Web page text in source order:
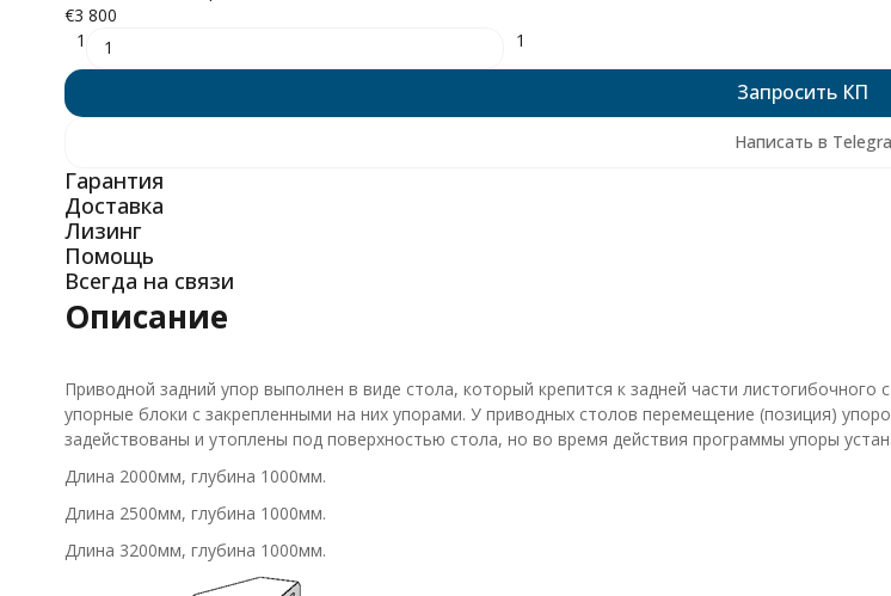
€3 800
1
1
Запросить КП
Написать в
Гарантия
Доставка
Лизинг
Помощь
Всегда на связи
Описание
Приводной задний упор выполнен в виде стола, который крепится к задней части
упорные блоки с закрепленными на них упорами. У приводных столов перемещение (позиция)
задействованы и утоплены под поверхностью стола, но во время действия программы упоры
Длина 2000мм, глубина 1000мм.
Длина 2500мм, глубина 1000мм.
Длина 3200мм, глубина 1000мм.